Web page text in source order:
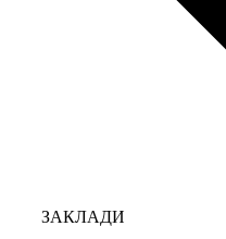
ЗАКЛАДИ